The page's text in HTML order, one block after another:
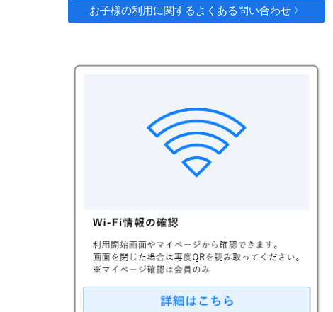
お子様の利用に関するよくある問い合わせ 〉